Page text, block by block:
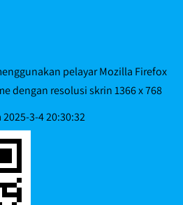
pelayar Mozilla Firefox
dengan resolusi skrin 1366 x 768
3-4 20:30:32